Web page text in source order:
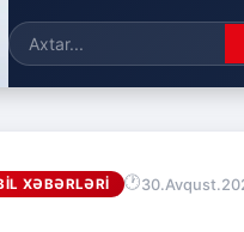
XƏBƏRLƏRI